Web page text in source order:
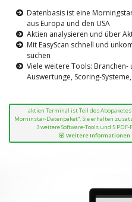
Datenbasis ist eine
aus Europa und den USA
Aktien analysieren und über
Mit EasyScan schnell und
suchen
Viele weitere Tools: Branchen-
Auswertunge, Scoring-
aktien Terminal ist Teil des Abopaketes
Morninstar-Datenpaket“. Sie erhalten
3 weitere Software-Tools und 5
Weitere Informationen